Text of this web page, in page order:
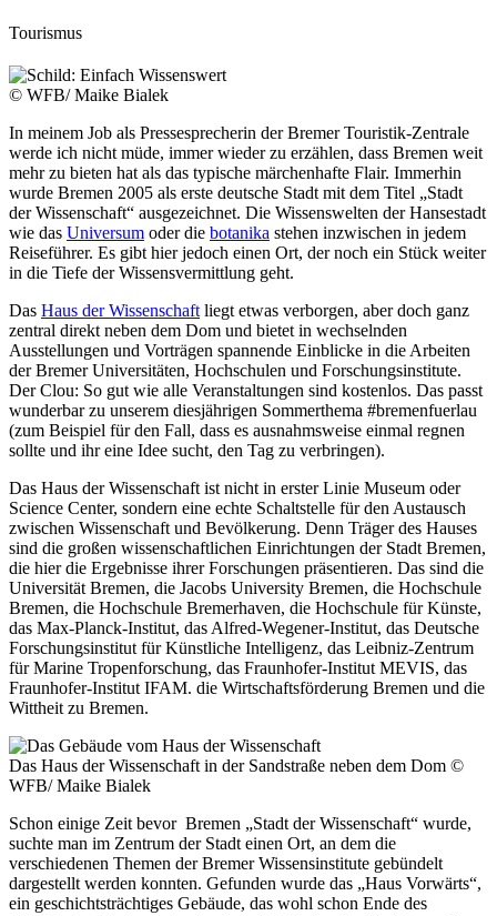
Tourismus
© WFB/ Maike Bialek
In meinem Job als Pressesprecherin der Bremer Touristik-Zentrale
werde ich nicht müde, immer wieder zu erzählen, dass Bremen weit
mehr zu bieten hat als das typische märchenhafte Flair. Immerhin
wurde Bremen 2005 als erste deutsche Stadt mit dem Titel „Stadt
der Wissenschaft“ ausgezeichnet. Die Wissenswelten der Hansestadt
wie das Universum oder die botanika stehen inzwischen in jedem
Reiseführer. Es gibt hier jedoch einen Ort, der noch ein Stück weiter
in die Tiefe der Wissensvermittlung geht.
Das Haus der Wissenschaft liegt etwas verborgen, aber doch ganz
zentral direkt neben dem Dom und bietet in wechselnden
Ausstellungen und Vorträgen spannende Einblicke in die Arbeiten
der Bremer Universitäten, Hochschulen und Forschungsinstitute.
Der Clou: So gut wie alle Veranstaltungen sind kostenlos. Das passt
wunderbar zu unserem diesjährigen Sommerthema #bremenfuerlau
(zum Beispiel für den Fall, dass es ausnahmsweise einmal regnen
sollte und ihr eine Idee sucht, den Tag zu verbringen).
Das Haus der Wissenschaft ist nicht in erster Linie Museum oder
Science Center, sondern eine echte Schaltstelle für den Austausch
zwischen Wissenschaft und Bevölkerung. Denn Träger des Hauses
sind die großen wissenschaftlichen Einrichtungen der Stadt Bremen,
die hier die Ergebnisse ihrer Forschungen präsentieren. Das sind die
Universität Bremen, die Jacobs University Bremen, die Hochschule
Bremen, die Hochschule Bremerhaven, die Hochschule für Künste,
das Max-Planck-Institut, das Alfred-Wegener-Institut, das Deutsche
Forschungsinstitut für Künstliche Intelligenz, das Leibniz-Zentrum
für Marine Tropenforschung, das Fraunhofer-Institut MEVIS, das
Fraunhofer-Institut IFAM. die Wirtschaftsförderung Bremen und die
Wittheit zu Bremen.
Das Haus der Wissenschaft in der Sandstraße neben dem Dom ©
WFB/ Maike Bialek
Schon einige Zeit bevor Bremen „Stadt der Wissenschaft“ wurde,
suchte man im Zentrum der Stadt einen Ort, an dem die
verschiedenen Themen der Bremer Wissensinstitute gebündelt
dargestellt werden konnten. Gefunden wurde das „Haus Vorwärts“,
ein geschichtsträchtiges Gebäude, das wohl schon Ende des